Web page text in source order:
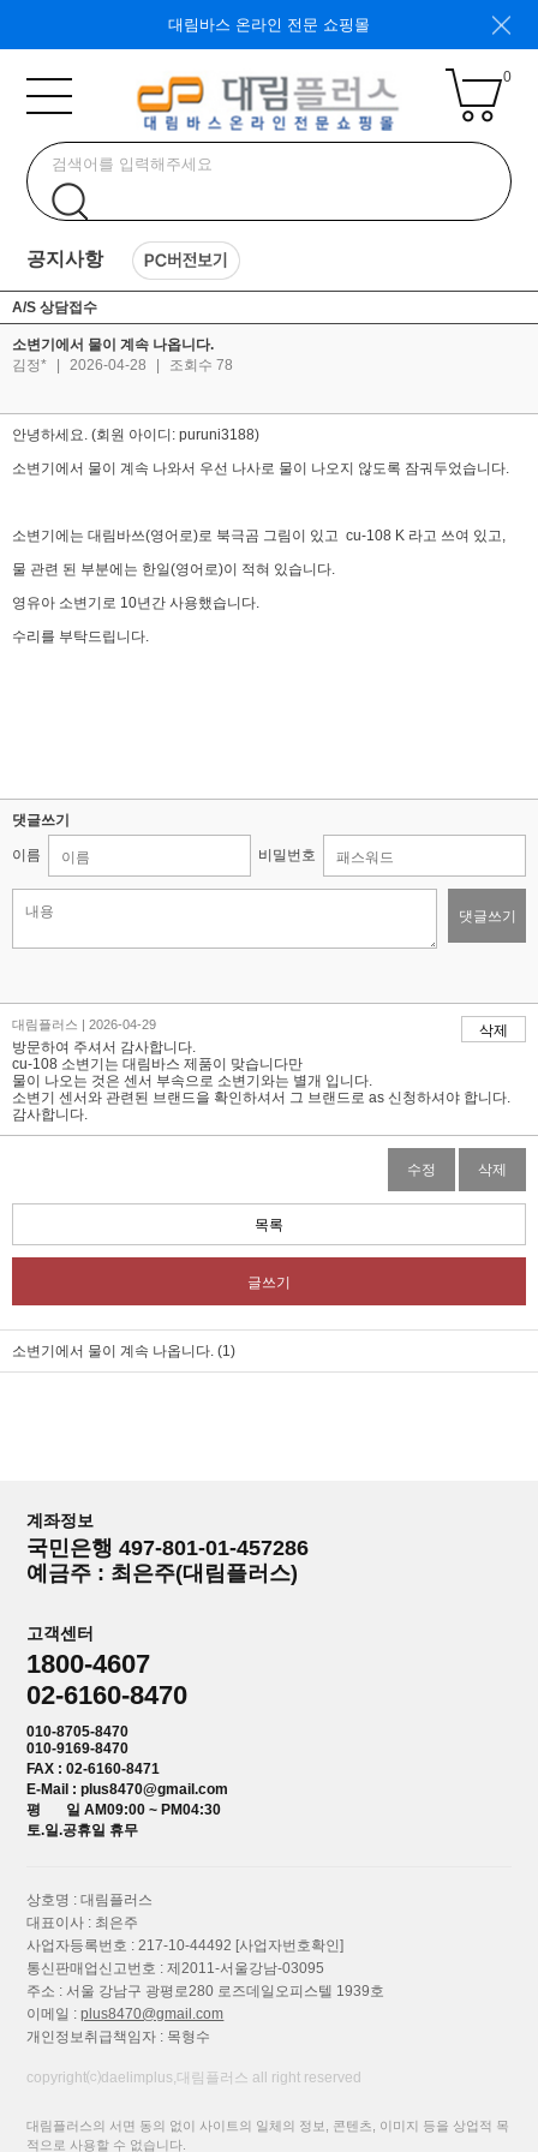
대림바스 온라인 전문 쇼핑몰
0
공지사항
A/S 상담접수
소변기에서 물이 계속 나옵니다.
김정*
2026-04-28 조회수 78
안녕하세요. (회원 아이디: puruni3188)
소변기에서 물이 계속 나와서 우선 나사로 물이 나오지 않도록 잠궈두었습니다.
소변기에는 대림바쓰(영어로)로 북극곰 그림이 있고 cu-108 K 라고 쓰여 있고,
물 관련 된 부분에는 한일(영어로)이 적혀 있습니다.
영유아 소변기로 10년간 사용했습니다.
수리를 부탁드립니다.
댓글쓰기
이름 비밀번호
댓글쓰기
대림플러스 | 2026-04-29
삭제
방문하여 주셔서 감사합니다.
cu-108 소변기는 대림바스 제품이 맞습니다만
물이 나오는 것은 센서 부속으로 소변기와는 별개 입니다.
소변기 센서와 관련된 브랜드을 확인하셔서 그 브랜드로 as 신청하셔야 합니다.
감사합니다.
수정 삭제
목록
글쓰기
소변기에서 물이 계속 나옵니다. (1)
계좌정보
국민은행 497-801-01-457286
예금주 : 최은주(대림플러스)
고객센터
1800-4607
02-6160-8470
010-8705-8470
010-9169-8470
FAX : 02-6160-8471
E-Mail : plus8470@gmail.com
평 일 AM09:00 ~ PM04:30
토.일.공휴일 휴무
상호명 : 대림플러스
대표이사 : 최은주
사업자등록번호 : 217-10-44492 [사업자번호확인]
통신판매업신고번호 : 제2011-서울강남-03095
주소 : 서울 강남구 광평로280 로즈데일오피스텔 1939호
이메일 :plus8470@gmail.com
개인정보취급책임자 : 목형수
copyright⒞daelimplus,대림플러스 all right reserved
대림플러스의 서면 동의 없이 사이트의 일체의 정보, 콘텐츠, 이미지 등을 상업적 목
적으로 사용할 수 없습니다.